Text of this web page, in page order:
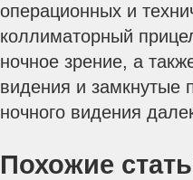
операционных и
коллиматорный
ночное зрение, а
видения и замкнутые
ночного видения
Похожие